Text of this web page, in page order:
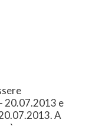
20.07.2013 e
A